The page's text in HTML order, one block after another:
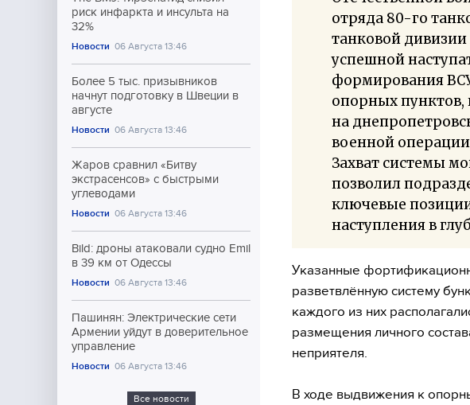
риск инфаркта и инсульта на
32%
Новости 06 Августа 13:46
Более 5 тыс. призывников
начнут подготовку в Швеции в
августе
Новости 06 Августа 13:46
Жаров сравнил «Битву
экстрасенсов» с быстрыми
углеводами
Новости 06 Августа 13:46
Bild: дроны атаковали судно Emil
в 39 км от Одессы
Новости 06 Августа 13:46
Пашинян: Электрические сети
Армении уйдут в доверительное
управление
Новости 06 Августа 13:46
Все новости
отряда 80-го
танковой
успешной
формирования
опорных
на
военной
Захват системы
позволил
ключевые
наступления в
Указанные
разветвлённую систему
каждого из них
размещения личного
неприятеля.
В ходе выдвижения к